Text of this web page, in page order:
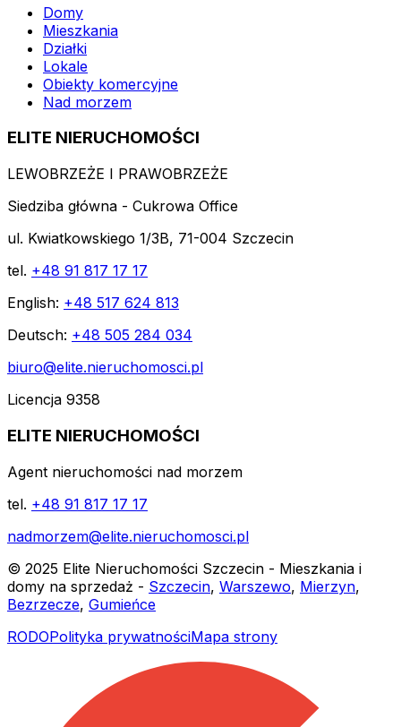
Domy
Mieszkania
Działki
Lokale
Obiekty komercyjne
Nad morzem
ELITE NIERUCHOMOŚCI
LEWOBRZEŻE I PRAWOBRZEŻE
Siedziba główna - Cukrowa Office
ul. Kwiatkowskiego 1/3B, 71-004 Szczecin
tel. +48 91 817 17 17
English: +48 517 624 813
Deutsch: +48 505 284 034
biuro@elite.nieruchomosci.pl
Licencja 9358
ELITE NIERUCHOMOŚCI
Agent nieruchomości nad morzem
tel. +48 91 817 17 17
nadmorzem@elite.nieruchomosci.pl
© 2025 Elite Nieruchomości Szczecin - Mieszkania i
domy na sprzedaż - Szczecin, Warszewo, Mierzyn,
Bezrzecze, Gumieńce
RODOPolityka prywatnościMapa strony